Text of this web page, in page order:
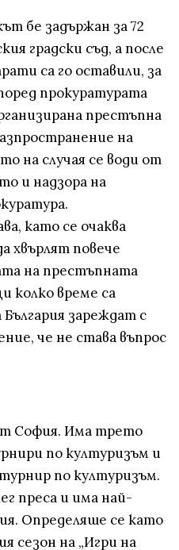
бе задържан за 72
градски съд, а после
са го оставили, за
прокуратурата
престъпна
на
на случая се води от
и надзора на
като се очаква
хвърлят повече
на престъпната
колко време са
зареждат с
че не става въпрос
София. Има трето
по културизъм и
по културизъм.
преса и има най-
Определяше се като
сезон на „Игри на